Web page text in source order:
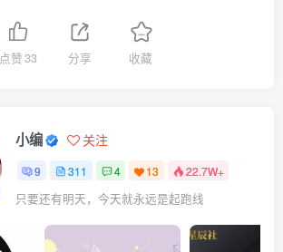
点赞33 分享 收藏
小编 关注
9 311 4 13 22.7W+
只要还有明天，今天就永远是起跑线